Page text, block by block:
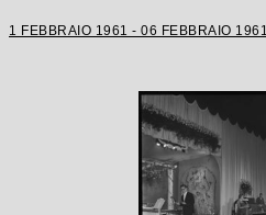
1 FEBBRAIO 1961 - 06 FEBBRAIO 1961